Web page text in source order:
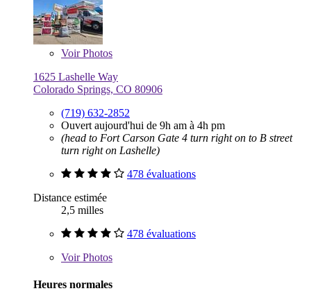
VoirPhotos
1625 Lashelle Way
Colorado Springs, CO 80906
(719) 632-2852
Ouvert aujourd'hui de 9h am à 4h pm
(head to Fort Carson Gate 4 turn right on to B street
turn right on Lashelle)
478 évaluations
Distance estimée
2,5 milles
478 évaluations
VoirPhotos
Heures normales